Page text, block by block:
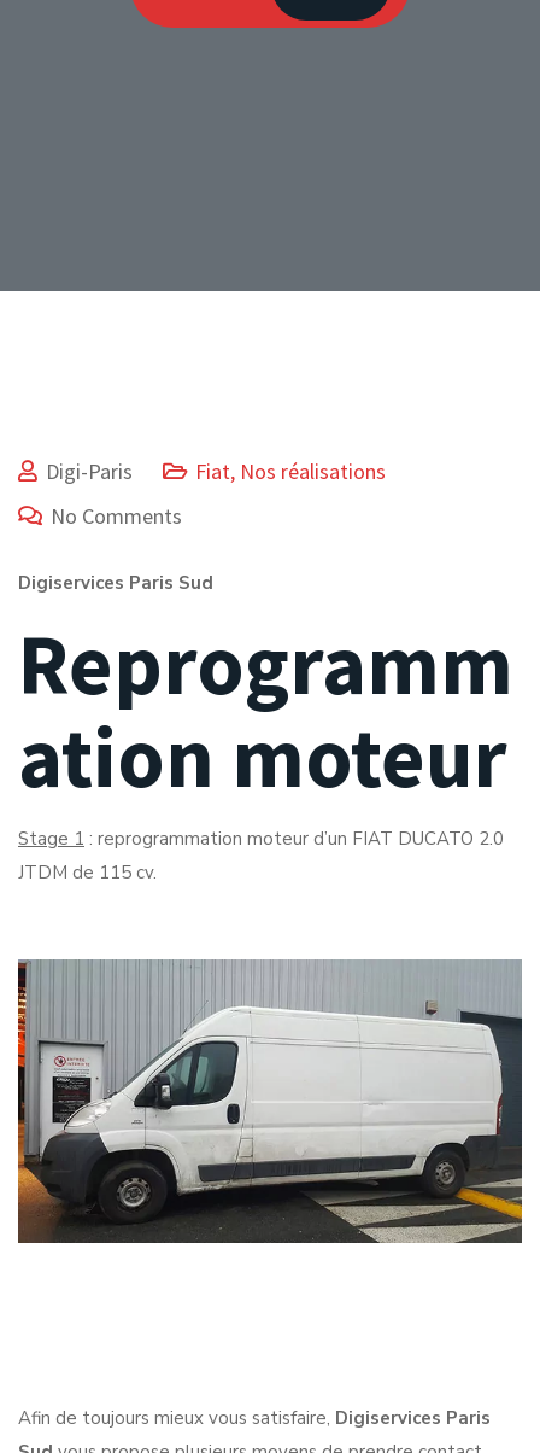
Digi-Paris Fiat, Nos réalisations
No Comments
Digiservices Paris Sud
Reprogramm
ation moteur
Stage 1 : reprogrammation moteur d’un FIAT DUCATO 2.0
JTDM de 115 cv.
Afin de toujours mieux vous satisfaire, Digiservices Paris